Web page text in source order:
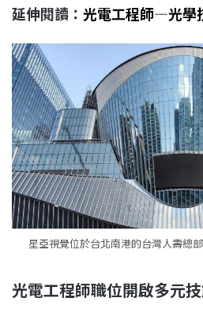
延伸閱讀： 光電工程師—光學
星亞視覺位於台北南港的台灣人壽總
光電工程師職位開啟多元